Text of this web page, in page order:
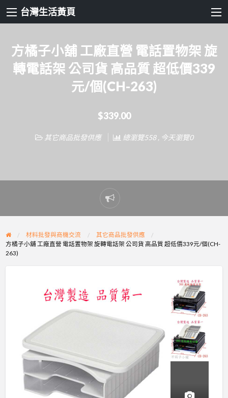
台灣生活黃頁
方橘子小舖 工廠直營 電話置物架 旋
轉電話架 公司貨 高品質 超低價339
元/個(CH-263)
$339.00
其它商品批發供應 總瀏覽558 , 今天瀏覽0
Report
problem
材料批發與商機交流
其它商品批發供應
方橘子小舖 工廠直營 電話置物架 旋轉電話架 公司貨 高品質 超低價339元/個(CH-
263)